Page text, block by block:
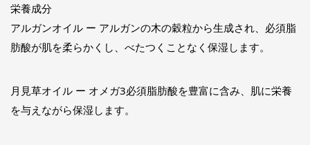
栄養成分
アルガンオイル ー アルガンの木の穀粒から生成され、必須脂
肪酸が肌を柔らかくし、べたつくことなく保湿します。
月見草オイル ー オメガ3必須脂肪酸を豊富に含み、肌に栄養
を与えながら保湿します。